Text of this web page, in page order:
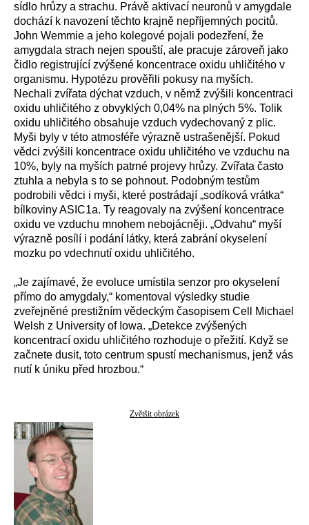
sídlo hrůzy a strachu. Právě aktivací neuronů v amygdale
dochází k navození těchto krajně nepříjemných pocitů.
John Wemmie a jeho kolegové pojali podezření, že
amygdala strach nejen spouští, ale pracuje zároveň jako
čidlo registrující zvýšené koncentrace oxidu uhličitého v
organismu. Hypotézu prověřili pokusy na myších.
Nechali zvířata dýchat vzduch, v němž zvýšili koncentraci
oxidu uhličitého z obvyklých 0,04% na plných 5%. Tolik
oxidu uhličitého obsahuje vzduch vydechovaný z plic.
Myši byly v této atmosféře výrazně ustrašenější. Pokud
vědci zvýšili koncentrace oxidu uhličitého ve vzduchu na
10%, byly na myších patrné projevy hrůzy. Zvířata často
ztuhla a nebyla s to se pohnout. Podobným testům
podrobili vědci i myši, které postrádají „sodíková vrátka“
bílkoviny ASIC1a. Ty reagovaly na zvýšení koncentrace
oxidu ve vzduchu mnohem nebojácněji. „Odvahu“ myší
výrazně posílí i podání látky, která zabrání okyselení
mozku po vdechnutí oxidu uhličitého.
„Je zajímavé, že evoluce umístila senzor pro okyselení
přímo do amygdaly,“ komentoval výsledky studie
zveřejněné prestižním vědeckým časopisem Cell Michael
Welsh z University of Iowa. „Detekce zvýšených
koncentrací oxidu uhličitého rozhoduje o přežití. Když se
začnete dusit, toto centrum spustí mechanismus, jenž vás
nutí k úniku před hrozbou.“
Zvětšit obrázek